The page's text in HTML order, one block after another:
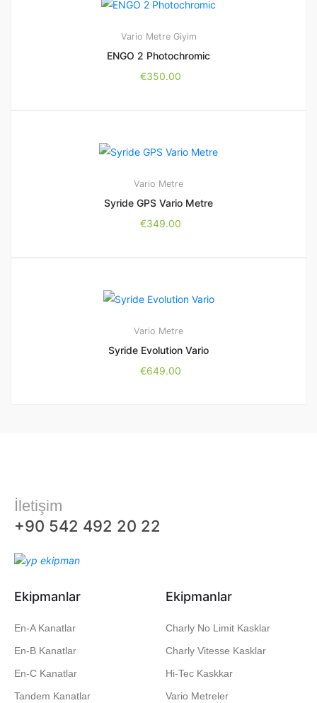
Vario Metre Giyim
ENGO 2 Photochromic
€350.00
Vario Metre
Syride GPS Vario Metre
€349.00
Vario Metre
Syride Evolution Vario
€649.00
İletişim
+90 542 492 20 22
Ekipmanlar
En-A Kanatlar
En-B Kanatlar
En-C Kanatlar
Tandem Kanatlar
Ekipmanlar
Charly No Limit Kasklar
Charly Vitesse Kasklar
Hi-Tec Kaskkar
Vario Metreler